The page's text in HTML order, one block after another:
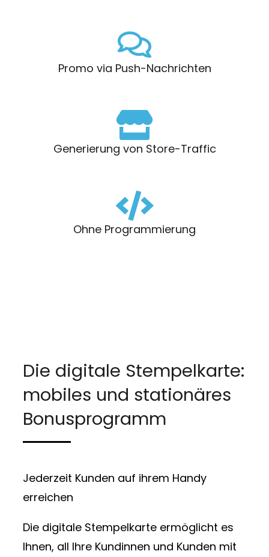
Promo via Push-Nachrichten
Generierung von Store-Traffic
Ohne Programmierung
Die digitale Stempelkarte:
mobiles und stationäres
Bonusprogramm
Jederzeit Kunden auf ihrem Handy
erreichen
Die digitale Stempelkarte ermöglicht es
Ihnen, all Ihre Kundinnen und Kunden mit